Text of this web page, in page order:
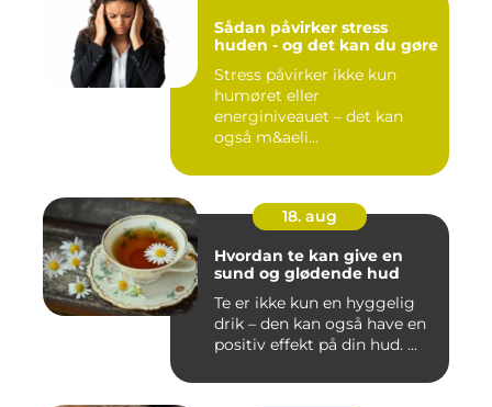
Sådan påvirker stress
huden - og det kan du gøre
Stress påvirker ikke kun
humøret eller
energiniveauet – det kan
også m&aeli...
18. aug
Hvordan te kan give en
sund og glødende hud
Te er ikke kun en hyggelig
drik – den kan også have en
positiv effekt på din hud. ...